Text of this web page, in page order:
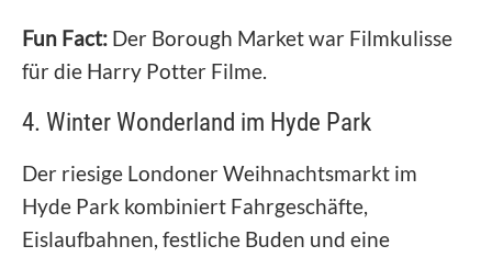
Fun Fact: Der Borough Market war Filmkulisse
für die Harry Potter Filme.
4. Winter Wonderland im Hyde Park
Der riesige Londoner Weihnachtsmarkt im
Hyde Park kombiniert Fahrgeschäfte,
Eislaufbahnen, festliche Buden und eine